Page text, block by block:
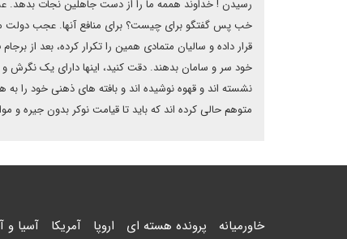
رسیدن ! خداوند هممه ما را از دست جاهلین نجات بدهد.
خب پس گفتگو برای چیست؟ برای منافع آنها. عجب دولت ما
قرار داده و سالیان متمادی همین را تکرار کرده، بعد از
خود سر و سامان بدهند. دقت کنید، اینها دارای یک نگرش
نشسته اند و قهوه نوشیده اند و بافته های ذهنی خود را به
متوهم حالی کرده اند که باید تا قیامت نوکر بدون جیره و
خاورمیانه پرونده هسته ای اروپا آمریکا آسیا و